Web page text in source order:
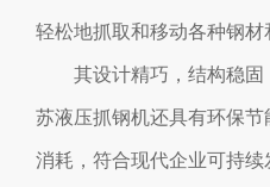
轻松地抓取和移动各种钢材
其设计精巧，结构稳
苏液压抓钢机还具有环保
消耗，符合现代企业可持续